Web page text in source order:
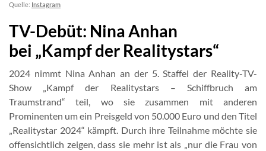
Quelle: Instagram
TV-Debüt: Nina Anhan
bei „Kampf der Realitystars“
2024 nimmt Nina Anhan an der 5. Staffel der Reality-TV-
Show „Kampf der Realitystars – Schiffbruch am
Traumstrand“ teil, wo sie zusammen mit anderen
Prominenten um ein Preisgeld von 50.000 Euro und den Titel
„Realitystar 2024“ kämpft. Durch ihre Teilnahme möchte sie
offensichtlich zeigen, dass sie mehr ist als „nur die Frau von